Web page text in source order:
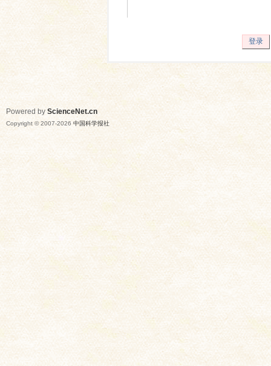
登录
Powered by ScienceNet.cn
Copyright © 2007-2026 中国科学报社